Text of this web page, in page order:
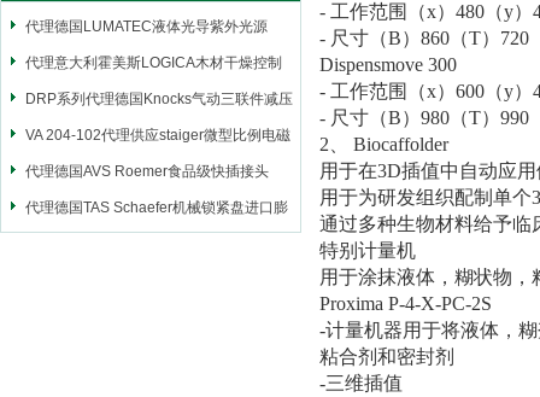
代理德国LUMATEC液体光导紫外光源
代理意大利霍美斯LOGICA木材干燥控制
仪
DRP系列代理德国Knocks气动三联件减压
阀
VA 204-102代理供应staiger微型比例电磁
阀
代理德国AVS Roemer食品级快插接头
代理德国TAS Schaefer机械锁紧盘进口膨
- 工作范围（x）480（y）
- 尺寸（B）860（T）720
Dispensmove 300
- 工作范围（x）600（y）
- 尺寸（B）980（T）990
2、 Biocaffolder
用于在3D插值中自动应
用于为研发组织配制单个
通过多种生物材料给予临
特别计量机
用于涂抹液体，糊状物
Proxima P-4-X-PC-2S
-计量机器用于将液体，
粘合剂和密封剂
-三维插值